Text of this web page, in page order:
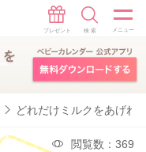
どれだけミルクをあげれ
閲覧数：369